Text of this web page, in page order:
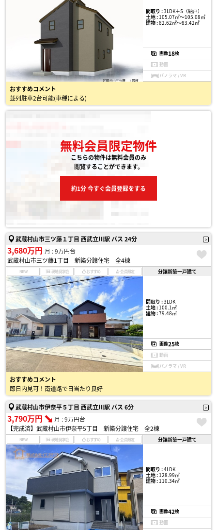
間取り :3LDK＋S（納戸）
土地 :105.07㎡〜105.08㎡
建物 :82.62㎡〜83.42㎡
画像18枚
動画
パノラマ / VR
おすすめコメント
並列駐車2台可能(車種による)
無料会員限定物件
こちらの物件は無料会員のみ
閲覧することができます。
約1分 今すぐ会員登録をする
武蔵村山市三ツ藤１丁目 西武立川駅 バス 24分
3,680万円 月 : 9万円台
武蔵村山市三ツ藤1丁目 新築分譲住宅 全4棟
NEW 現地見学会 おすすめ 会員限定 分譲新築一戸建て
間取り :3LDK
土地 :100.1㎡
建物 :79.48㎡
画像25枚
動画
パノラマ / VR
おすすめコメント
即日内見可！南道路で日当たり良好
武蔵村山市伊奈平５丁目 西武立川駅 バス 6分
3,790万円
月 : 9万円台
【完成済】武蔵村山市伊奈平5丁目 新築分譲住宅 全2棟
NEW 現地見学会 おすすめ 会員限定 分譲新築一戸建て
間取り :4LDK
土地 :128.99㎡
建物 :110.34㎡
画像42枚
動画